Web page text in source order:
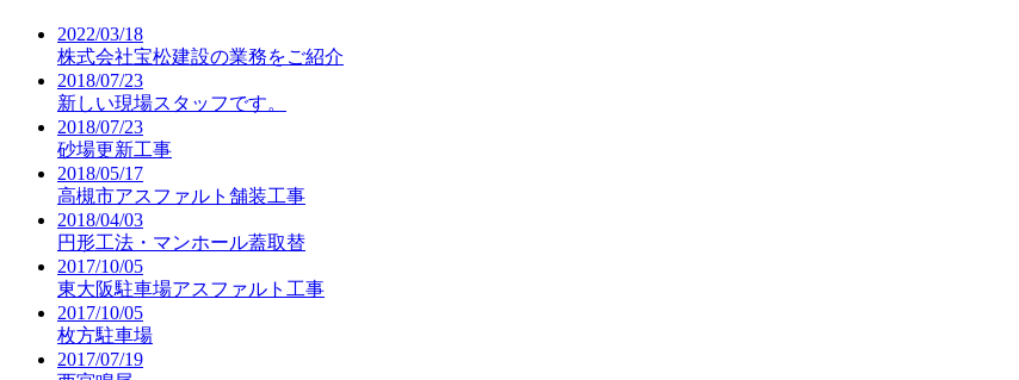
2022/03/18
株式会社宝松建設の業務をご紹介
2018/07/23
新しい現場スタッフです。
2018/07/23
砂場更新工事
2018/05/17
高槻市アスファルト舗装工事
2018/04/03
円形工法・マンホール蓋取替
2017/10/05
東大阪駐車場アスファルト工事
2017/10/05
枚方駐車場
2017/07/19